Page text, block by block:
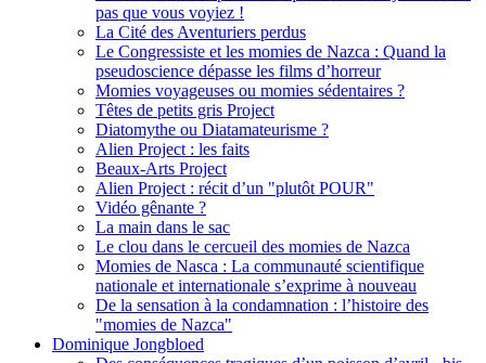
pas que vous voyiez !
La Cité des Aventuriers perdus
Le Congressiste et les momies de Nazca : Quand la
pseudoscience dépasse les films d’horreur
Momies voyageuses ou momies sédentaires ?
Têtes de petits gris Project
Diatomythe ou Diatamateurisme ?
Alien Project : les faits
Beaux-Arts Project
Alien Project : récit d’un "plutôt POUR"
Vidéo gênante ?
La main dans le sac
Le clou dans le cercueil des momies de Nazca
Momies de Nasca : La communauté scientifique
nationale et internationale s’exprime à nouveau
De la sensation à la condamnation : l’histoire des
"momies de Nazca"
Dominique Jongbloed